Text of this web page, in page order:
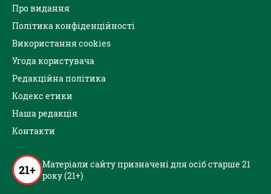
Про видання
Політика конфіденційності
Використання cookies
Угода користувача
Редакційна політика
Кодекс етики
Наша редакція
Контакти
21+ Матеріали сайту призначені для осіб старше 21
року (21+)